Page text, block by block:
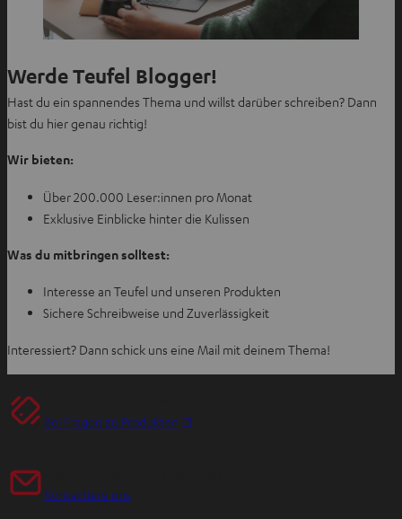
Werde Teufel Blogger!
Hast du ein spannendes Thema und willst darüber schreiben? Dann
bist du hier genau richtig!
Wir bieten:
Über 200.000 Leser:innen pro Monat
Exklusive Einblicke hinter die Kulissen
Was du mitbringen solltest:
Interesse an Teufel und unseren Produkten
Sichere Schreibweise und Zuverlässigkeit
Interessiert? Dann schick uns eine Mail mit deinem Thema!
Bei Fragen zu Produkten
Kontaktiere uns